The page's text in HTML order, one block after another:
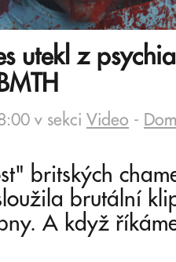
utekl z
v sekci Video -
britských
brutální
A když